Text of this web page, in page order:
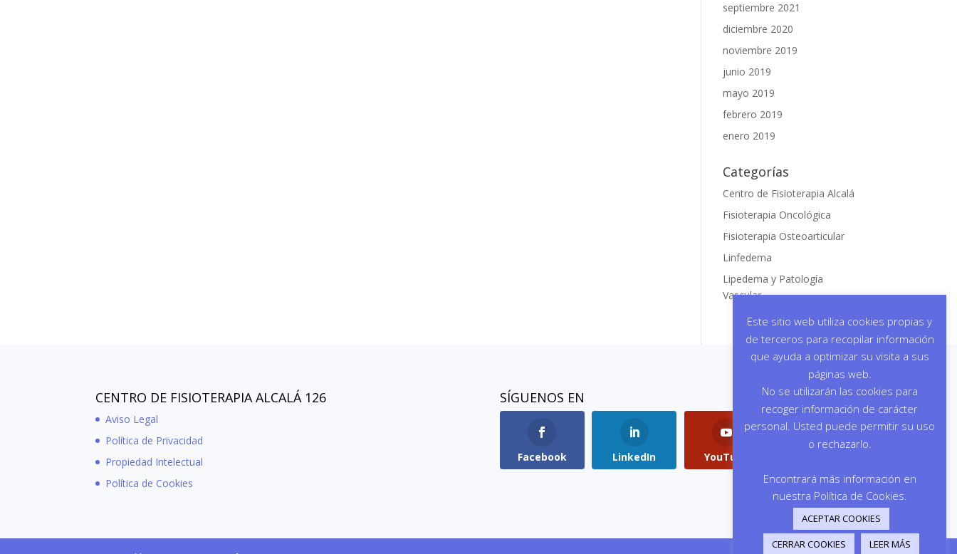
septiembre 2021
diciembre 2020
noviembre 2019
junio 2019
mayo 2019
febrero 2019
enero 2019
Categorías
Centro de Fisioterapia Alcalá
Fisioterapia Oncológica
Fisioterapia Osteoarticular
Linfedema
Lipedema y Patología
Vascular
CENTRO DE FISIOTERAPIA ALCALÁ 126
Aviso Legal
Política de Privacidad
Propiedad Intelectual
Política de Cookies
SÍGUENOS EN
Facebook LinkedIn YouTube
Este sitio web utiliza cookies propias y
de terceros para recopilar información
que ayuda a optimizar su visita a sus
páginas web.
No se utilizarán las cookies para
recoger información de carácter
personal. Usted puede permitir su uso
o rechazarlo.
Encontrará más información en
nuestra Política de Cookies.
ACEPTAR COOKIES
CERRAR COOKIES
LEER MÁS